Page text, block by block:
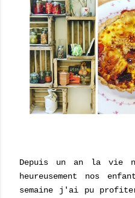
Depuis un an la vie
heureusement nos
semaine j'ai pu